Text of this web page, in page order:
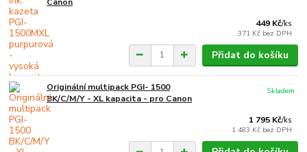
449 Kč/ks
371 Kč bez DPH
Přidat do košíku
Originální multipack PGI- 1500
BK/C/M/Y - XL kapacita - pro Canon
1 795 Kč/ks
1 483 Kč bez DPH
Skladem